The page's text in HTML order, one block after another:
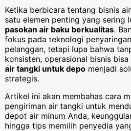
Ketika berbicara tentang bisnis
satu elemen penting yang
pasokan air baku berkualitas.
fokus pada teknologi
pelanggan, tetapi lupa bahwa
konsisten, operasional bisnis
air tangki untuk depo menjadi
strategis.
Artikel ini akan membahas cara
pengiriman air tangki untuk
depot air minum Anda,
hingga tips memilih penyedia